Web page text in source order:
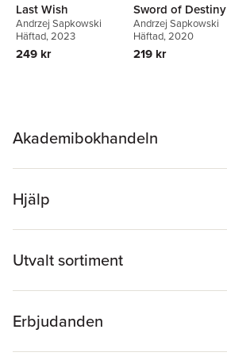
Last Wish
Andrzej Sapkowski
Häftad, 2023
249 kr
Sword of Destiny
Andrzej Sapkowski
Häftad, 2020
219 kr
Akademibokhandeln
Hjälp
Utvalt sortiment
Erbjudanden